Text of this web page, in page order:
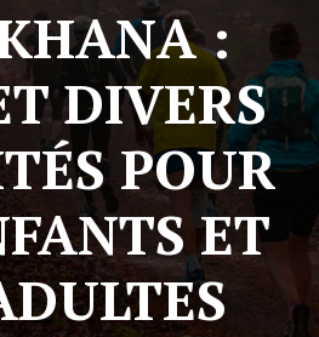
:
DIVERS
POUR
ET